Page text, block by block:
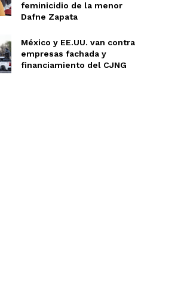
feminicidio de la menor
Dafne Zapata
México y EE.UU. van contra
empresas fachada y
financiamiento del CJNG